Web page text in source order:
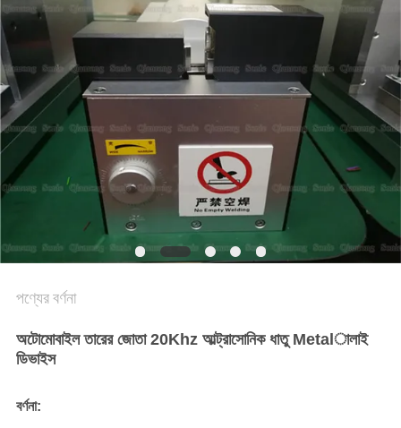
মামলা
একটি
উদ্ধৃতি
অনুরোধ
করুন
ম্যাপ
গোপনীয়তা
নীতি
পণ্যের বর্ণনা
অটোমোবাইল তারের জোতা 20Khz আল্ট্রাসোনিক ধাতু Metalালাই
ডিভাইস
বর্ণনা: